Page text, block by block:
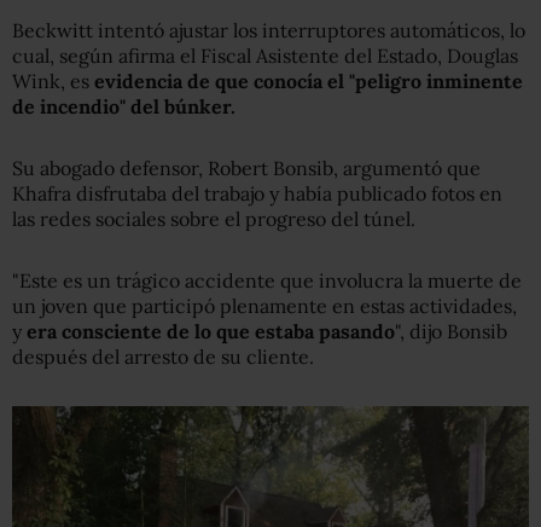
Beckwitt intentó ajustar los interruptores automáticos, lo
cual, según afirma el Fiscal Asistente del Estado, Douglas
Wink, es evidencia de que conocía el "peligro inminente
de incendio" del búnker.
Su abogado defensor, Robert Bonsib, argumentó que
Khafra disfrutaba del trabajo y había publicado fotos en
las redes sociales sobre el progreso del túnel.
"Este es un trágico accidente que involucra la muerte de
un joven que participó plenamente en estas actividades,
y era consciente de lo que estaba pasando", dijo Bonsib
después del arresto de su cliente.